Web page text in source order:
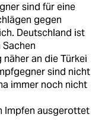
sind für eine
gegen
Deutschland ist
an die Türkei
sind nicht
immer noch nicht
Impfen ausgerottet